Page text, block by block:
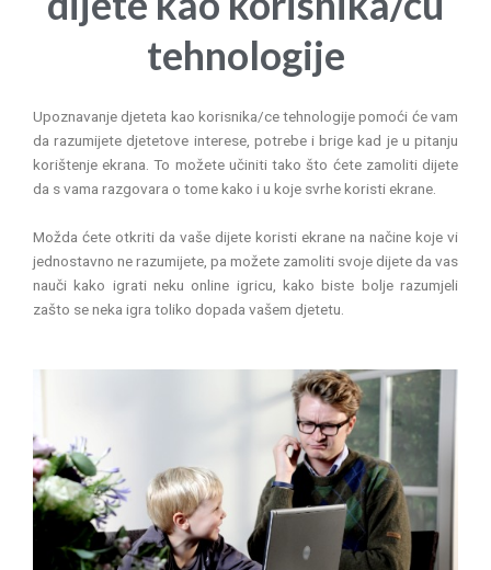
tehnologije
Upoznavanje djeteta kao korisnika/ce tehnologije pomoći će vam
da razumijete djetetove interese, potrebe i brige kad je u pitanju
korištenje ekrana. To možete učiniti tako što ćete zamoliti dijete
da s vama razgovara o tome kako i u koje svrhe koristi ekrane.
Možda ćete otkriti da vaše dijete koristi ekrane na načine koje vi
jednostavno ne razumijete, pa možete zamoliti svoje dijete da vas
nauči kako igrati neku online igricu, kako biste bolje razumjeli
zašto se neka igra toliko dopada vašem djetetu.